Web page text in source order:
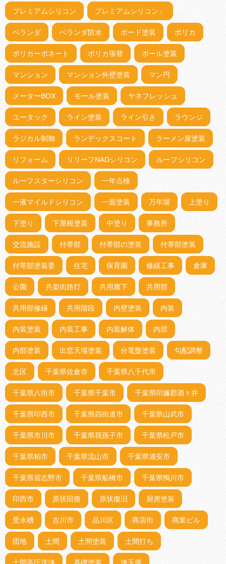
プレミアムシリコン プレミアムシリコン」
ベランダ ベランダ防水 ボード塗装 ポリカ
ポリカーボネート ポリカ張替 ポール塗装
マンション マンション外壁塗装 マン円
メーターBOX モール塗装 ヤネフレッシュ
ユータック ライン塗装 ライン引き ラウンジ
ラジカル制御 ランデックスコート ラーメン屋塗装
リフォーム リリーフNADシリコン ルーフシリコン
ルーフスターシリコン 一年点検
一液マイルドシリコン 一面塗装 万年塀 上塗り
下塗り 下屋根塗装 中塗り 事務所
交流施設 付帯部 付帯部の塗装 付帯部塗装
付帯部塗装委 住宅 保育園 修繕工事 倉庫
公園 共架街路灯 共用廊下 共用部
共用部修繕 共用階段 内壁塗装 内装
内装塗装 内装工事 内装解体 内部
内部塗装 出窓天場塗装 分電盤塗装 勾配調整
北区 千葉県佐倉市 千葉県八千代市
千葉県八街市 千葉県千葉市 千葉県印旛郡酒々井
千葉県印西市 千葉県四街道市 千葉県山武市
千葉県市川市 千葉県我孫子市 千葉県松戸市
千葉県柏市 千葉県流山市 千葉県浦安市
千葉県習志野市 千葉県船橋市 千葉県鴨川市
印西市 原状回復 原状復旧 厨房塗装
受水槽 吉川市 品川区 商店街 商業ビル
団地 土間 土間塗装 土間打ち